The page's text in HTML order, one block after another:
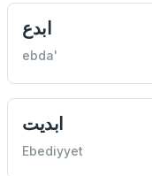
ابدع
ebda'
ابديت
Ebediyyet